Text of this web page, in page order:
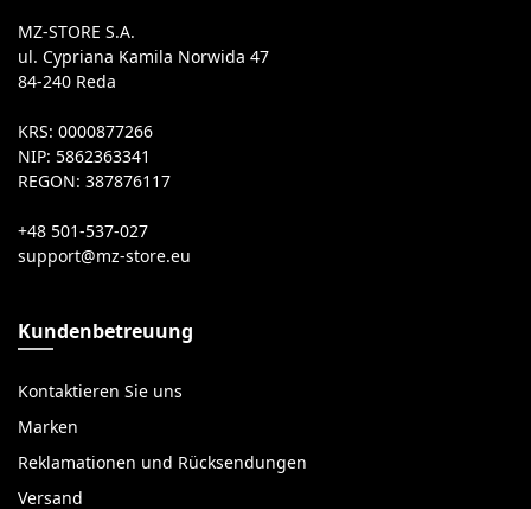
MZ-STORE S.A.
ul. Cypriana Kamila Norwida 47
84-240 Reda
KRS: 0000877266
NIP: 5862363341
REGON: 387876117
+48 501-537-027
Kundenbetreuung
Kontaktieren Sie uns
Marken
Reklamationen und Rücksendungen
Versand